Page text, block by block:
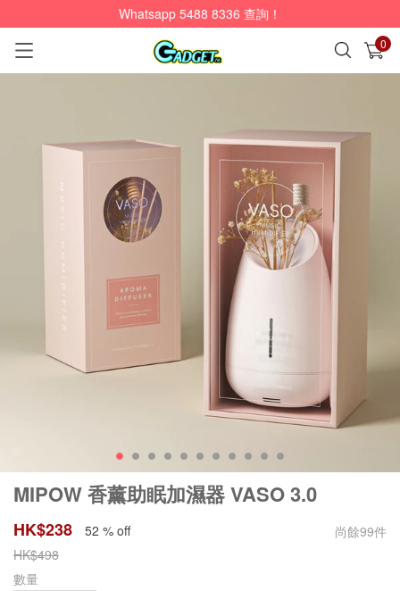
Whatsapp 5488 8336 查詢！
0
已加入購物車 查看
MIPOW 香薰助眠加濕器 VASO 3.0
HK$238 52 % off 尚餘99件
HK$498
數量